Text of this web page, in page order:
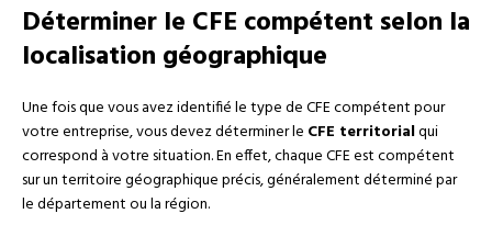
Déterminer le CFE compétent selon la
localisation géographique
Une fois que vous avez identifié le type de CFE compétent pour
votre entreprise, vous devez déterminer le CFE territorialqui
correspond à votre situation. En effet, chaque CFE est compétent
sur un territoire géographique précis, généralement déterminé par
le département ou la région.